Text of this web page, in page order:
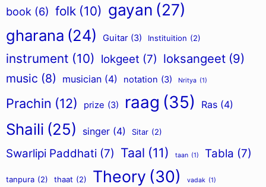
book (6) folk (10) gayan (27)
gharana (24) Guitar (3) Instituition (2)
instrument (10) lokgeet (7) loksangeet (9)
music (8) musician (4) notation (3) Nritya (1)
Prachin (12) prize (3) raag (35) Ras (4)
Shaili (25) singer (4) Sitar (2)
Swarlipi Paddhati (7) Taal (11) taan (1) Tabla (7)
tanpura (2) thaat (2) Theory (30) vadak (1)